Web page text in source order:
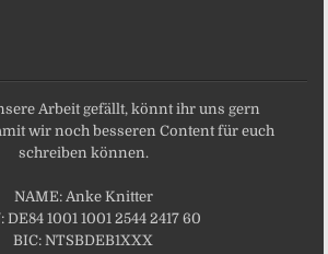
Arbeit gefällt, könnt ihr uns gern
wir noch besseren Content für euch
schreiben können.
NAME: Anke Knitter
DE84 1001 1001 2544 2417 60
BIC: NTSBDEB1XXX